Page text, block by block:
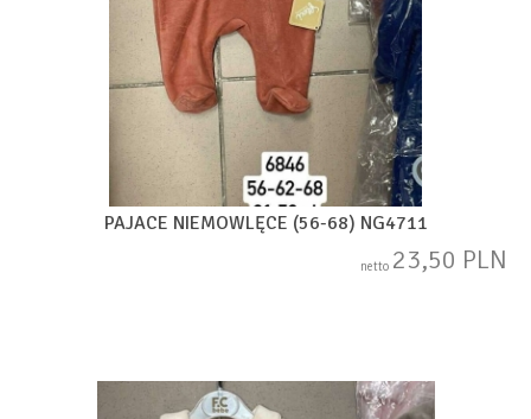
PAJACE NIEMOWLĘCE (56-68) NG4711
netto 23,50 PLN